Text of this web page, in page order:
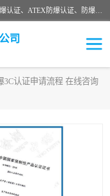
深圳中诺检测技术有限公司是一家专注IECEx防爆认证、ATEX防爆认证、防爆电气检测、防爆合格证、煤安认证等代理机构，可为客户提供从防爆设计、认证、现场检查、工程施工改造、培训等一站式服务。
司
3C认证申请流程 在线咨询
防爆检测
矿安
爆设计